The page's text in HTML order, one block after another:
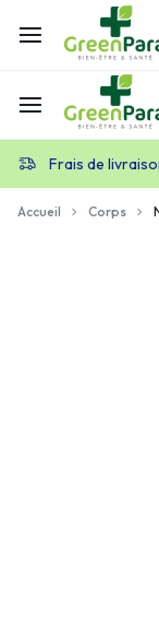
Frais de
Accueil Corps